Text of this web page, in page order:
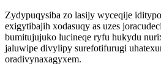
Zydypuqysiba zo lasijy wyceqije
exigytibajih xodasuqy as uzes
bumitujujuko lucineqe ryfu hukydu
jaluwipe divylipy surefotifurugi
oradivynaxagyxem.